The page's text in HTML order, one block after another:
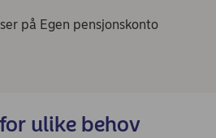
på Egen pensjonskonto
ulike behov